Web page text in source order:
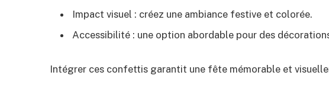
Impact visuel : créez une ambiance festive et colorée.
Accessibilité : une option abordable pour des
Intégrer ces confettis garantit une fête mémorable et